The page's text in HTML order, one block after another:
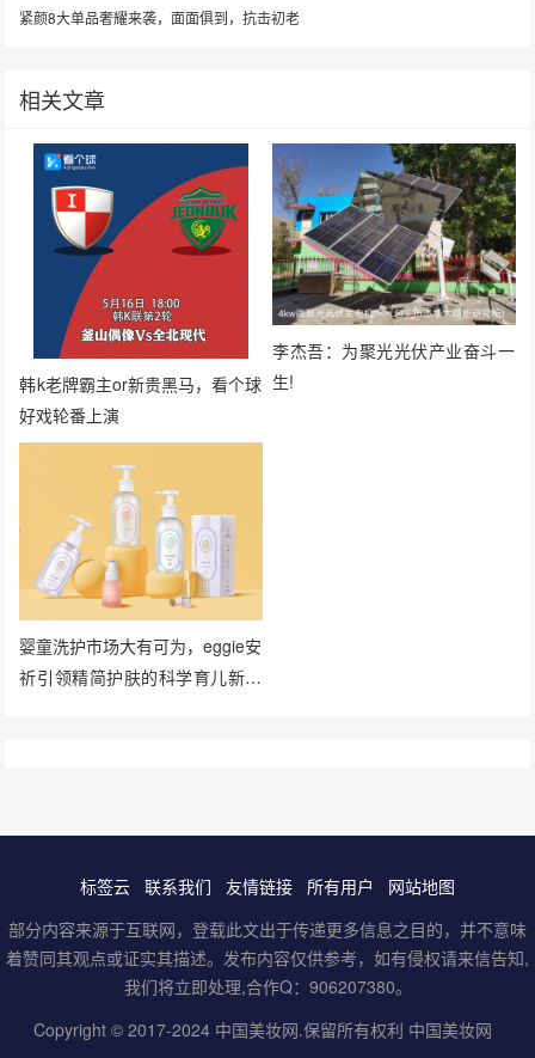
紧颜8大单品奢耀来袭，面面俱到，抗击初老
相关文章
韩k老牌霸主or新贵黑马，看个球
好戏轮番上演
李杰吾：为聚光光伏产业奋斗一
生!
婴童洗护市场大有可为，eggie安
祈引领精简护肤的科学育儿新风
标签云 联系我们 友情链接 所有用户
网站地图
部分内容来源于互联网，登载此文出于传递更多信息之目的，并不意味
着赞同其观点或证实其描述。发布内容仅供参考，如有侵权请来信告知,
我们将立即处理,合作Q：906207380。
Copyright © 2017-2024 中国美妆网.保留所有权利 中国美妆网